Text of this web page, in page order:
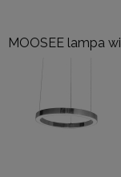
MOOSEE lampa